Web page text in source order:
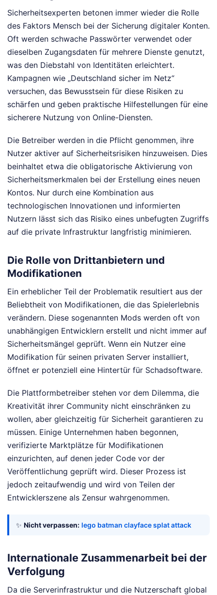
Sicherheitsexperten betonen immer wieder die Rolle
des Faktors Mensch bei der Sicherung digitaler Konten.
Oft werden schwache Passwörter verwendet oder
dieselben Zugangsdaten für mehrere Dienste genutzt,
was den Diebstahl von Identitäten erleichtert.
Kampagnen wie „Deutschland sicher im Netz“
versuchen, das Bewusstsein für diese Risiken zu
schärfen und geben praktische Hilfestellungen für eine
sicherere Nutzung von Online-Diensten.
Die Betreiber werden in die Pflicht genommen, ihre
Nutzer aktiver auf Sicherheitsrisiken hinzuweisen. Dies
beinhaltet etwa die obligatorische Aktivierung von
Sicherheitsmerkmalen bei der Erstellung eines neuen
Kontos. Nur durch eine Kombination aus
technologischen Innovationen und informierten
Nutzern lässt sich das Risiko eines unbefugten Zugriffs
auf die private Infrastruktur langfristig minimieren.
Die Rolle von Drittanbietern und
Modifikationen
Ein erheblicher Teil der Problematik resultiert aus der
Beliebtheit von Modifikationen, die das Spielerlebnis
verändern. Diese sogenannten Mods werden oft von
unabhängigen Entwicklern erstellt und nicht immer auf
Sicherheitsmängel geprüft. Wenn ein Nutzer eine
Modifikation für seinen privaten Server installiert,
öffnet er potenziell eine Hintertür für Schadsoftware.
Die Plattformbetreiber stehen vor dem Dilemma, die
Kreativität ihrer Community nicht einschränken zu
wollen, aber gleichzeitig für Sicherheit garantieren zu
müssen. Einige Unternehmen haben begonnen,
verifizierte Marktplätze für Modifikationen
einzurichten, auf denen jeder Code vor der
Veröffentlichung geprüft wird. Dieser Prozess ist
jedoch zeitaufwendig und wird von Teilen der
Entwicklerszene als Zensur wahrgenommen.
✨ Nicht verpassen: lego batman clayface splat attack
Internationale Zusammenarbeit bei der
Verfolgung
Da die Serverinfrastruktur und die Nutzerschaft global